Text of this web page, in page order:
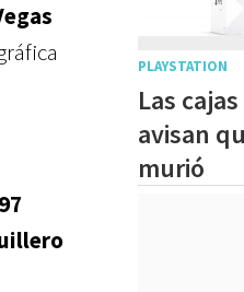
PLAYSTATION
Las
avisan
murió